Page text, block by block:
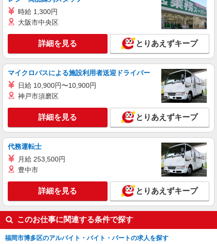
る） ※残業代支給 ★交通費別途支給（規定あり）
゜+゜・。○。・゜+゜・。○。・゜+゜ 入社祝い金
ティブ支給(規定有) ゜・。○。・゜+゜・。
○。・゜+゜
福岡県福岡市博多区のsoftbankショップ
キープ 詳細を見る
派遣社員 紹介予定派遣
株式会社シエロ
【ソフトバンク】の店舗スタッフ
時給1400円〜1500円（経験・能力による） ※
ソフトバンク資格手当10000円〜80000円/月 ※残
業代支給 ★交通費別途支給（規定あり） ゜
+゜・。○。・゜+゜・。○。・゜+゜ 入社祝い金10
万円支給(規定有) お友達を紹介頂くと, インセンテ
ィブ支給(規定有) ★月2回払い・週払い可能（規程
有）★ ゜・。○。・゜+゜・。○。・゜+゜
福岡県福岡市博多区のsoftbankショップ
キープ 詳細を見る
時給 1,300円
大阪市中央区
詳細を見る とりあえずキープ
マイクロバスによる施設利用者送迎ドライバー
日給 10,900円〜10,900円
神戸市須磨区
詳細を見る とりあえずキープ
代務運転士
月給 253,500円
豊中市
詳細を見る とりあえずキープ
このお仕事に関連する条件で探す
福岡市博多区のアルバイト・バイト・パートの求人を探す